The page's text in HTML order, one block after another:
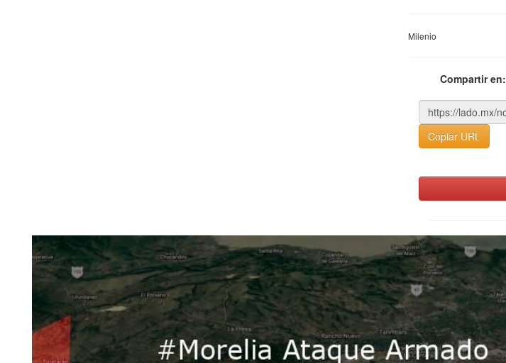
Milenio
Compartir en:
Copiar URL